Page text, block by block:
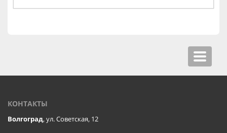
Toggle
КОНТАКТЫ
Волгоград, ул. Советская, 12